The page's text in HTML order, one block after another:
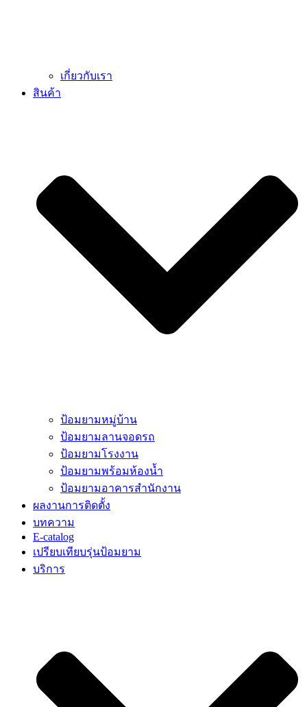
เกี่ยวกับเรา
สินค้า
ป้อมยามหมู่บ้าน
ป้อมยามลานจอดรถ
ป้อมยามโรงงาน
ป้อมยามพร้อมห้องน้ำ
ป้อมยามอาคารสำนักงาน
ผลงานการติดตั้ง
บทความ
E-catalog
เปรียบเทียบรุ่นป้อมยาม
บริการ